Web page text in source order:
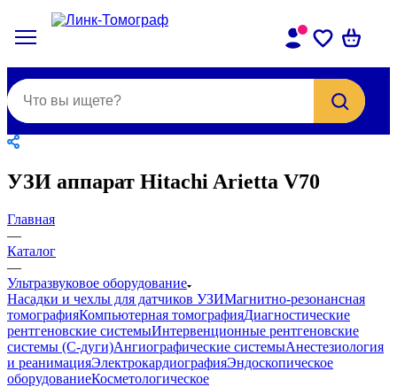
УЗИ аппарат Hitachi Arietta V70
Главная
—
Каталог
—
Ультразвуковое оборудование
Насадки и чехлы для датчиков УЗИМагнитно-резонансная
томографияКомпьютерная томографияДиагностические
рентгеновские системыИнтервенционные рентгеновские
системы (С-дуги)Ангиографические системыАнестезиология
и реанимацияЭлектрокардиографияЭндоскопическое
оборудованиеКосметологическое